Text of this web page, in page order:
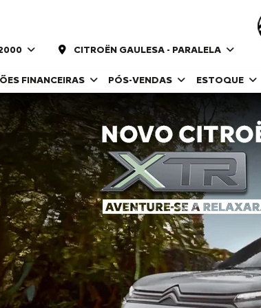
CITROËN GAULESA - PARALELA
FINANCEIRAS PÓS-VENDAS ESTOQUE